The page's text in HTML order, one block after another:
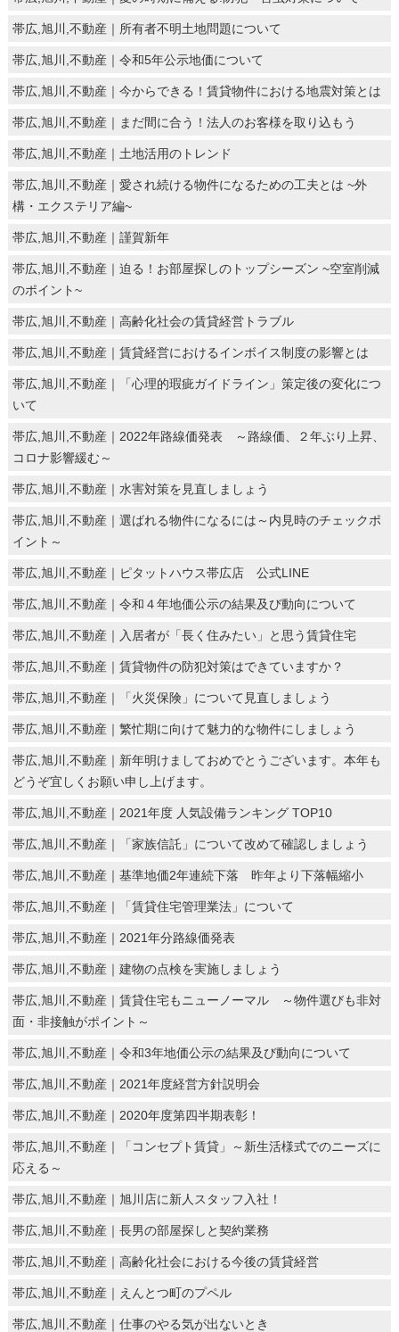
帯広,旭川,不動産｜所有者不明土地問題について
帯広,旭川,不動産｜令和5年公示地価について
帯広,旭川,不動産｜今からできる！賃貸物件における地震対策とは
帯広,旭川,不動産｜まだ間に合う！法人のお客様を取り込もう
帯広,旭川,不動産｜土地活用のトレンド
帯広,旭川,不動産｜愛され続ける物件になるための工夫とは ~外
構・エクステリア編~
帯広,旭川,不動産｜謹賀新年
帯広,旭川,不動産｜迫る！お部屋探しのトップシーズン ~空室削減
のポイント~
帯広,旭川,不動産｜高齢化社会の賃貸経営トラブル
帯広,旭川,不動産｜賃貸経営におけるインボイス制度の影響とは
帯広,旭川,不動産｜「心理的瑕疵ガイドライン」策定後の変化につ
いて
帯広,旭川,不動産｜2022年路線価発表 ～路線価、２年ぶり上昇、
コロナ影響緩む～
帯広,旭川,不動産｜水害対策を見直しましょう
帯広,旭川,不動産｜選ばれる物件になるには～内見時のチェックポ
イント～
帯広,旭川,不動産｜ピタットハウス帯広店 公式LINE
帯広,旭川,不動産｜令和４年地価公示の結果及び動向について
帯広,旭川,不動産｜入居者が「長く住みたい」と思う賃貸住宅
帯広,旭川,不動産｜賃貸物件の防犯対策はできていますか？
帯広,旭川,不動産｜「火災保険」について見直しましょう
帯広,旭川,不動産｜繁忙期に向けて魅力的な物件にしましょう
帯広,旭川,不動産｜新年明けましておめでとうございます。本年も
どうぞ宜しくお願い申し上げます。
帯広,旭川,不動産｜2021年度 人気設備ランキング TOP10
帯広,旭川,不動産｜「家族信託」について改めて確認しましょう
帯広,旭川,不動産｜基準地価2年連続下落 昨年より下落幅縮小
帯広,旭川,不動産｜「賃貸住宅管理業法」について
帯広,旭川,不動産｜2021年分路線価発表
帯広,旭川,不動産｜建物の点検を実施しましょう
帯広,旭川,不動産｜賃貸住宅もニューノーマル ～物件選びも非対
面・非接触がポイント～
帯広,旭川,不動産｜令和3年地価公示の結果及び動向について
帯広,旭川,不動産｜2021年度経営方針説明会
帯広,旭川,不動産｜2020年度第四半期表彰！
帯広,旭川,不動産｜「コンセプト賃貸」～新生活様式でのニーズに
応える～
帯広,旭川,不動産｜旭川店に新人スタッフ入社！
帯広,旭川,不動産｜長男の部屋探しと契約業務
帯広,旭川,不動産｜高齢化社会における今後の賃貸経営
帯広,旭川,不動産｜えんとつ町のプペル
帯広,旭川,不動産｜仕事のやる気が出ないとき